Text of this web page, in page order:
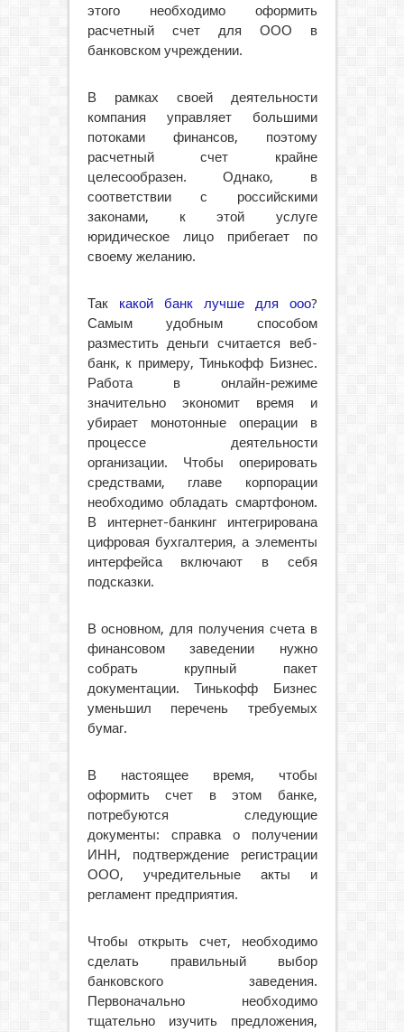
этого необходимо оформить
расчетный счет для ООО в
банковском учреждении.
В рамках своей деятельности
компания управляет большими
потоками финансов, поэтому
расчетный счет крайне
целесообразен. Однако, в
соответствии с российскими
законами, к этой услуге
юридическое лицо прибегает по
своему желанию.
Так какой банк лучше для ооо?
Самым удобным способом
разместить деньги считается веб-
банк, к примеру, Тинькофф Бизнес.
Работа в онлайн-режиме
значительно экономит время и
убирает монотонные операции в
процессе деятельности
организации. Чтобы оперировать
средствами, главе корпорации
необходимо обладать смартфоном.
В интернет-банкинг интегрирована
цифровая бухгалтерия, а элементы
интерфейса включают в себя
подсказки.
В основном, для получения счета в
финансовом заведении нужно
собрать крупный пакет
документации. Тинькофф Бизнес
уменьшил перечень требуемых
бумаг.
В настоящее время, чтобы
оформить счет в этом банке,
потребуются следующие
документы: справка о получении
ИНН, подтверждение регистрации
ООО, учредительные акты и
регламент предприятия.
Чтобы открыть счет, необходимо
сделать правильный выбор
банковского заведения.
Первоначально необходимо
тщательно изучить предложения,